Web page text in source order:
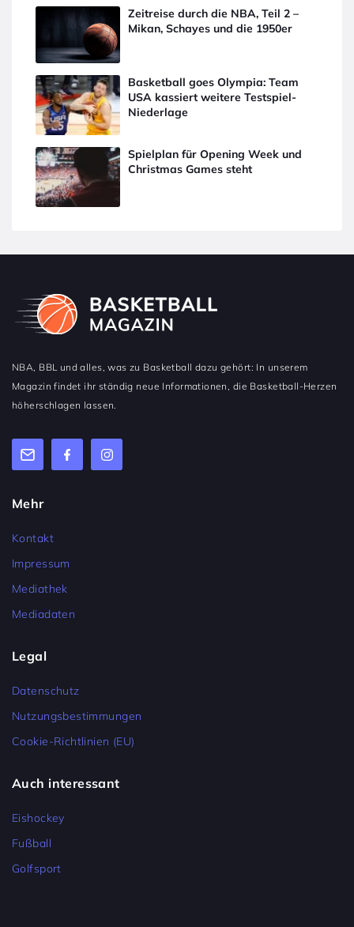
Zeitreise durch die NBA, Teil 2 –
Mikan, Schayes und die 1950er
Basketball goes Olympia: Team
USA kassiert weitere Testspiel-
Niederlage
Spielplan für Opening Week und
Christmas Games steht
NBA, BBL und alles, was zu Basketball dazu gehört: In unserem
Magazin findet ihr ständig neue Informationen, die Basketball-Herzen
höherschlagen lassen.
Mehr
Kontakt
Impressum
Mediathek
Mediadaten
Legal
Datenschutz
Nutzungsbestimmungen
Cookie-Richtlinien (EU)
Auch interessant
Eishockey
Fußball
Golfsport